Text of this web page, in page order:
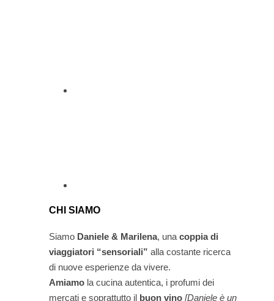
CHI SIAMO
Siamo Daniele & Marilena, una coppia di
viaggiatori “sensoriali” alla costante ricerca
di nuove esperienze da vivere.
Amiamo la cucina autentica, i profumi dei
mercati e soprattutto il buon vino [Daniele è un